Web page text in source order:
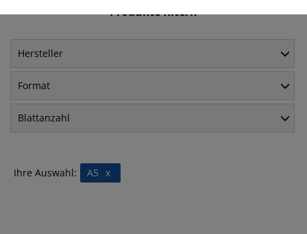
Produkte filtern
Hersteller
Format
Blattanzahl
Ihre Auswahl: x
A5